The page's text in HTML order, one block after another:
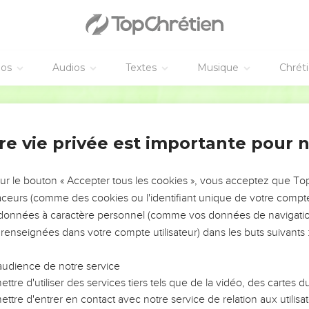
Audios Textes Musique
dans ta bouche, Et je te couvre de l'ombre de ma main, Pour
! lève-toi, Jérusalem, Qui as bu de la main de l'Éternel la
d'étourdissement !
conduire De tous les fils qu'elle a enfantés, Il n'y en a aucun
a élevés.
arrivées : -Qui te plaindra ? -Le ravage et la ruine, la famine
gisaient à tous les coins de rues, Comme le cerf dans un filet,
ton Dieu.
ceci, malheureuse, Ivre, mais non de vin !
vie privée est importante pour
le bouton « Accepter tous les cookies », vous acceptez que
(comme des cookies ou l'identifiant unique de votre
à caractère personnel (comme vos données de
dans votre compte utilisateur) dans les buts suivants :
de notre service
d'utiliser des services tiers tels que de la vidéo, des cartes
d'entrer en contact avec notre service de relation aux